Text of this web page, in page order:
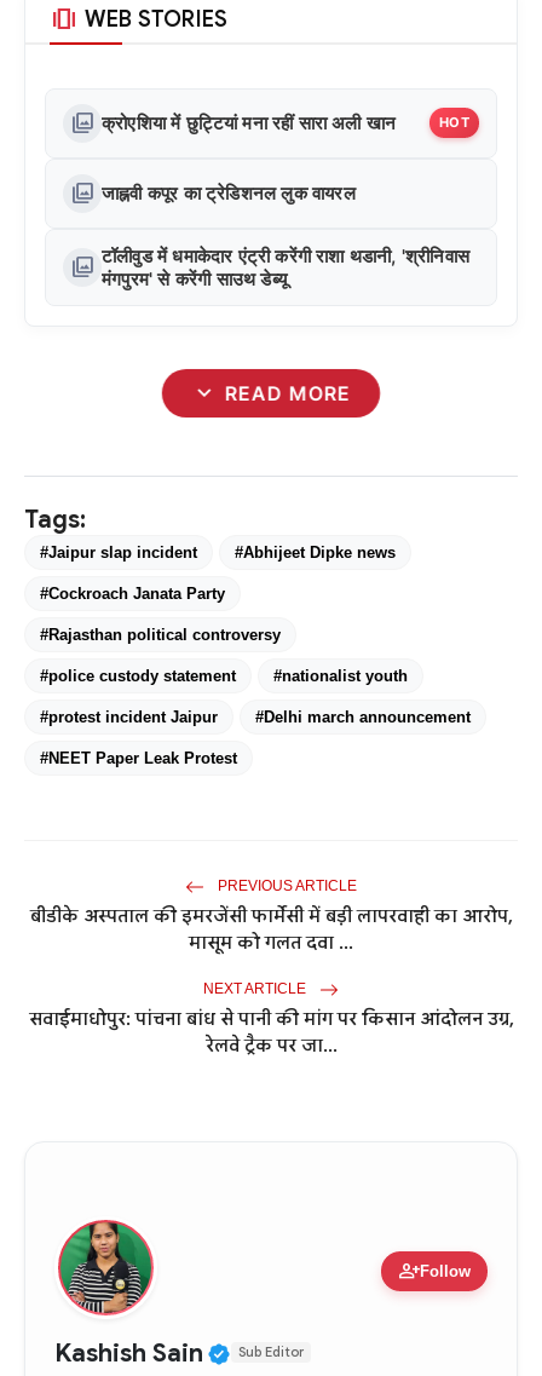
amp_stories WEB STORIES
photo_library क्रोएशिया में छुट्टियां मना रहीं सारा अली खान HOT
photo_library जाह्नवी कपूर का ट्रेडिशनल लुक वायरल
photo_library टॉलीवुड में धमाकेदार एंट्री करेंगी राशा थडानी, 'श्रीनिवास
मंगपुरम' से करेंगी साउथ डेब्यू
expand_more READ MORE
Tags:
#Jaipur slap incident #Abhijeet Dipke news
#Cockroach Janata Party
#Rajasthan political controversy
#police custody statement #nationalist youth
#protest incident Jaipur #Delhi march announcement
#NEET Paper Leak Protest
PREVIOUS ARTICLE
बीडीके अस्पताल की इमरजेंसी फार्मेसी में बड़ी लापरवाही का आरोप,
मासूम को गलत दवा ...
NEXT ARTICLE
सवाईमाधोपुर: पांचना बांध से पानी की मांग पर किसान आंदोलन उग्र,
रेलवे ट्रैक पर जा...
person_addFollow
Kashish Sain Verified Public Figure •
Sub Editor